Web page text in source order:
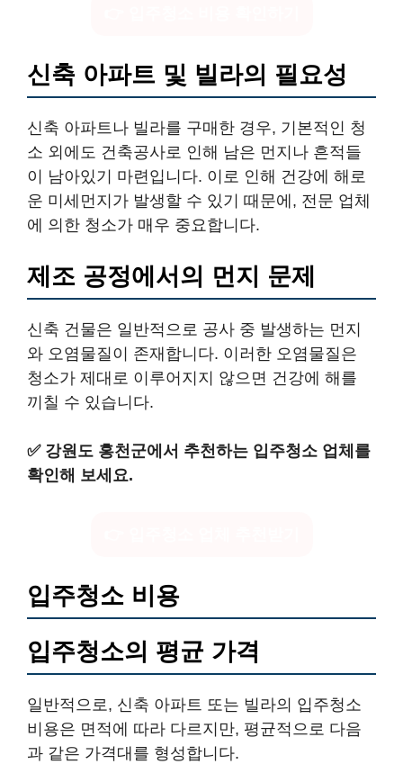
신축 아파트 및 빌라의 필요성
신축 아파트나 빌라를 구매한 경우, 기본적인 청
소 외에도 건축공사로 인해 남은 먼지나 흔적들
이 남아있기 마련입니다. 이로 인해 건강에 해로
운 미세먼지가 발생할 수 있기 때문에, 전문 업체
에 의한 청소가 매우 중요합니다.
제조 공정에서의 먼지 문제
신축 건물은 일반적으로 공사 중 발생하는 먼지
와 오염물질이 존재합니다. 이러한 오염물질은
청소가 제대로 이루어지지 않으면 건강에 해를
끼칠 수 있습니다.
✅ 강원도 홍천군에서 추천하는 입주청소 업체를
확인해 보세요.
입주청소 비용
입주청소의 평균 가격
일반적으로, 신축 아파트 또는 빌라의 입주청소
비용은 면적에 따라 다르지만, 평균적으로 다음
과 같은 가격대를 형성합니다.